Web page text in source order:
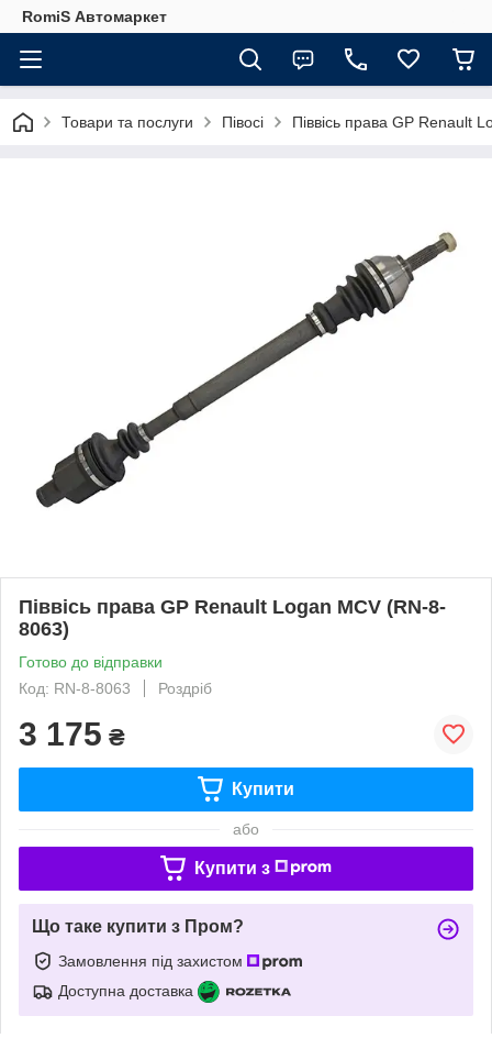
RomiS Автомаркет
Товари та послуги Півосі Піввісь права GP Renault
Піввісь права GP Renault Logan MCV (RN-8-
8063)
Готово до відправки
Код: RN-8-8063
Роздріб
3 175 ₴
Купити
або
Купити з
Що таке купити з Пром?
Замовлення під захистом
Доступна доставка